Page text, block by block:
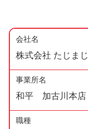
会社名
株式会社 たじまじ
事業所名
和平 加古川本店
職種